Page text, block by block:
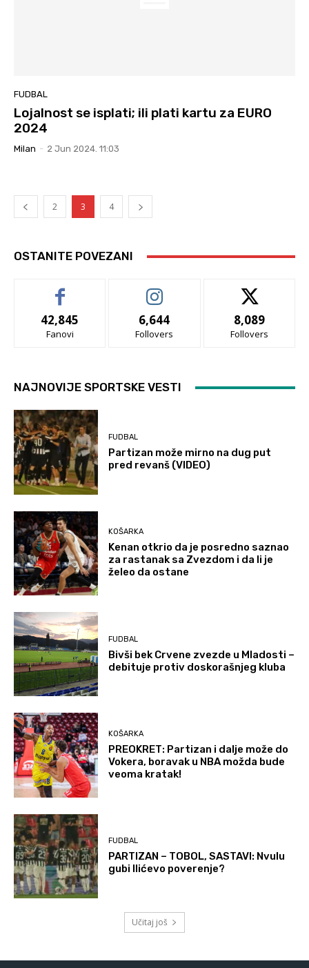
FUDBAL
Lojalnost se isplati; ili plati kartu za EURO
2024
Milan - 2 Jun 2024. 11:03
2 3 4
OSTANITE POVEZANI
42,845
Fanovi
6,644
Follovers
8,089
Follovers
NAJNOVIJE SPORTSKE VESTI
FUDBAL
Partizan može mirno na dug put
pred revanš (VIDEO)
KOŠARKA
Kenan otkrio da je posredno saznao
za rastanak sa Zvezdom i da li je
želeo da ostane
FUDBAL
Bivši bek Crvene zvezde u Mladosti –
debituje protiv doskorašnjeg kluba
KOŠARKA
PREOKRET: Partizan i dalje može do
Vokera, boravak u NBA možda bude
veoma kratak!
FUDBAL
PARTIZAN – TOBOL, SASTAVI: Nvulu
gubi Ilićevo poverenje?
Učitaj još